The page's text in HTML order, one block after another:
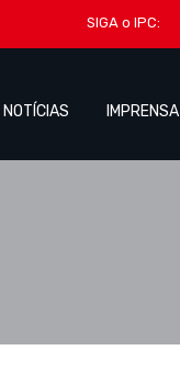
SIGA o IPC:
NOTÍCIAS IMPRENSA